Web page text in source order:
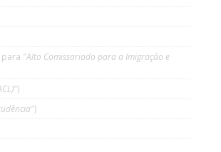
"Alto Comissariado para a Imigração e
)
)